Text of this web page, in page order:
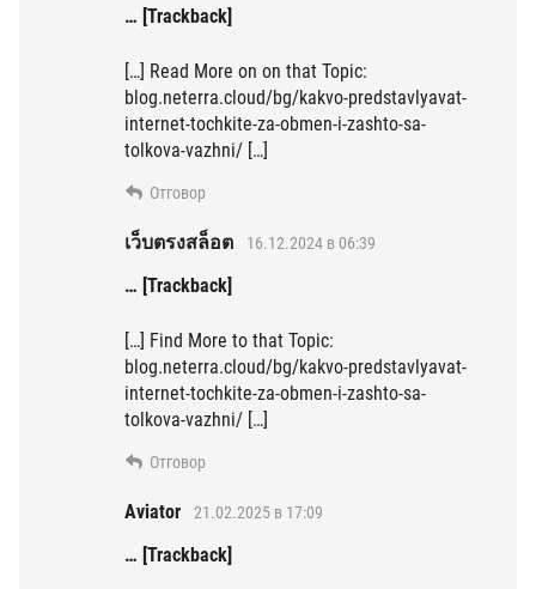
… [Trackback]
[…] Read More on on that Topic:
blog.neterra.cloud/bg/kakvo-predstavlyavat-
internet-tochkite-za-obmen-i-zashto-sa-
tolkova-vazhni/ […]
Отговор
เว็บตรงสล็อต 16.12.2024 в 06:39
… [Trackback]
[…] Find More to that Topic:
blog.neterra.cloud/bg/kakvo-predstavlyavat-
internet-tochkite-za-obmen-i-zashto-sa-
tolkova-vazhni/ […]
Отговор
Aviator 21.02.2025 в 17:09
… [Trackback]